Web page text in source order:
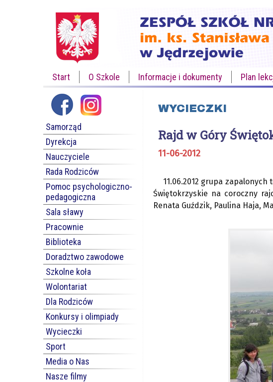
Start O Szkole Informacje i dokumenty Plan
Samorząd
Dyrekcja
Nauczyciele
Rada Rodziców
Pomoc psychologiczno-
pedagogiczna
Sala sławy
Pracownie
Biblioteka
Doradztwo zawodowe
Szkolne koła
Wolontariat
Dla Rodziców
Konkursy i olimpiady
Wycieczki
Sport
Media o Nas
Nasze filmy
WYCIECZKI
Rajd w Góry
11-06-2012
11.06.2012 grupa zapalonych
Świętokrzyskie na coroczny
Renata Guździk, Paulina Haja,